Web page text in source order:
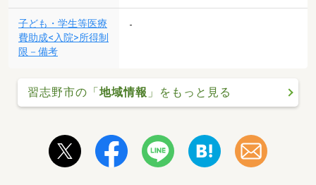
子ども・学生等医療
費助成<入院>所得制
限－備考
-
習志野市の「地域情報 」をもっと見る